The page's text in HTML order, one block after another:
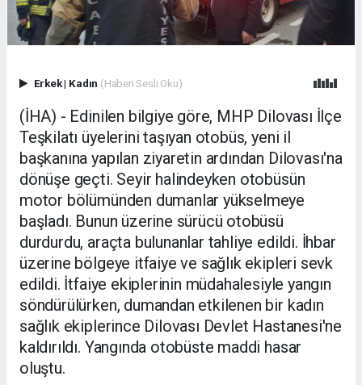
Erkek| Kadın (Haberi Sesli Oku)
(İHA) - Edinilen bilgiye göre, MHP Dilovası İlçe
Teşkilatı üyelerini taşıyan otobüs, yeni il
başkanına yapılan ziyaretin ardından Dilovası'na
dönüşe geçti. Seyir halindeyken otobüsün
motor bölümünden dumanlar yükselmeye
başladı. Bunun üzerine sürücü otobüsü
durdurdu, araçta bulunanlar tahliye edildi. İhbar
üzerine bölgeye itfaiye ve sağlık ekipleri sevk
edildi. İtfaiye ekiplerinin müdahalesiyle yangın
söndürülürken, dumandan etkilenen bir kadın
sağlık ekiplerince Dilovası Devlet Hastanesi'ne
kaldırıldı. Yangında otobüste maddi hasar
oluştu.